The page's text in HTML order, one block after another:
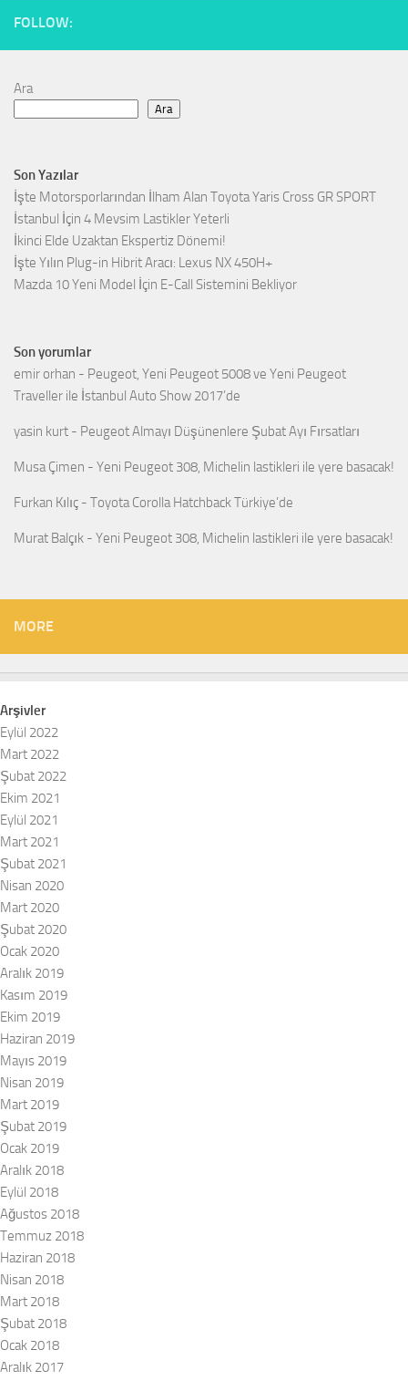
FOLLOW:
Ara
Ara
Son Yazılar
İşte Motorsporlarından İlham Alan Toyota Yaris Cross GR SPORT
İstanbul İçin 4 Mevsim Lastikler Yeterli
İkinci Elde Uzaktan Ekspertiz Dönemi!
İşte Yılın Plug-in Hibrit Aracı: Lexus NX 450H+
Mazda 10 Yeni Model İçin E-Call Sistemini Bekliyor
Son yorumlar
emir orhan - Peugeot, Yeni Peugeot 5008 ve Yeni Peugeot
Traveller ile İstanbul Auto Show 2017’de
yasin kurt - Peugeot Almayı Düşünenlere Şubat Ayı Fırsatları
Musa Çimen - Yeni Peugeot 308, Michelin lastikleri ile yere basacak!
Furkan Kılıç - Toyota Corolla Hatchback Türkiye’de
Murat Balçık - Yeni Peugeot 308, Michelin lastikleri ile yere basacak!
MORE
Arşivler
Eylül 2022
Mart 2022
Şubat 2022
Ekim 2021
Eylül 2021
Mart 2021
Şubat 2021
Nisan 2020
Mart 2020
Şubat 2020
Ocak 2020
Aralık 2019
Kasım 2019
Ekim 2019
Haziran 2019
Mayıs 2019
Nisan 2019
Mart 2019
Şubat 2019
Ocak 2019
Aralık 2018
Eylül 2018
Ağustos 2018
Temmuz 2018
Haziran 2018
Nisan 2018
Mart 2018
Şubat 2018
Ocak 2018
Aralık 2017